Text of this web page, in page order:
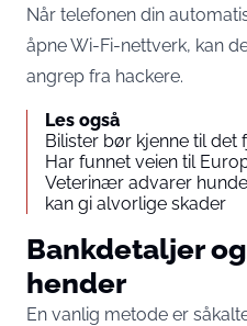
Når telefonen din
åpne Wi-Fi-nettverk, kan
angrep fra hackere.
Les også
Bilister bør kjenne til det
Har funnet veien til
Veterinær advarer
kan gi alvorlige skader
Bankdetaljer
hender
En vanlig metode er